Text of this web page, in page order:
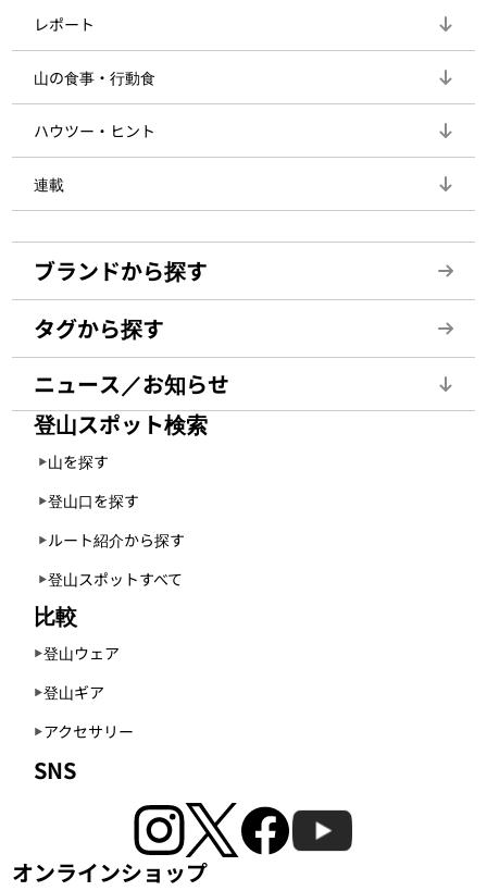
レポート
山の食事・行動食
ハウツー・ヒント
連載
ブランドから探す
タグから探す
ニュース／お知らせ
登山スポット検索
山を探す
登山口を探す
ルート紹介から探す
登山スポットすべて
比較
登山ウェア
登山ギア
アクセサリー
SNS
オンラインショップ